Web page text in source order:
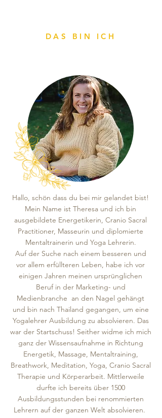
DAS BIN ICH
Hallo, schön dass du bei mir gelandet bist!
Mein Name ist Theresa und ich bin
ausgebildete Energetikerin, Cranio Sacral
Practitioner, Masseurin und diplomierte
Mentaltrainerin und Yoga Lehrerin.
Auf der Suche nach einem besseren und
vor allem erfüllteren Leben, habe ich vor
einigen Jahren meinen ursprünglichen
Beruf in der Marketing- und
Medienbranche an den Nagel gehängt
und bin nach Thailand gegangen, um eine
Yogalehrer Ausbildung zu absolvieren. Das
war der Startschuss! Seither widme ich mich
ganz der Wissensaufnahme in Richtung
Energetik, Massage, Mentaltraining,
Breathwork, Meditation, Yoga, Cranio Sacral
Therapie und Körperarbeit. Mittlerweile
durfte ich bereits über 1500
Ausbildungsstunden bei renommierten
Lehrern auf der ganzen Welt absolvieren.